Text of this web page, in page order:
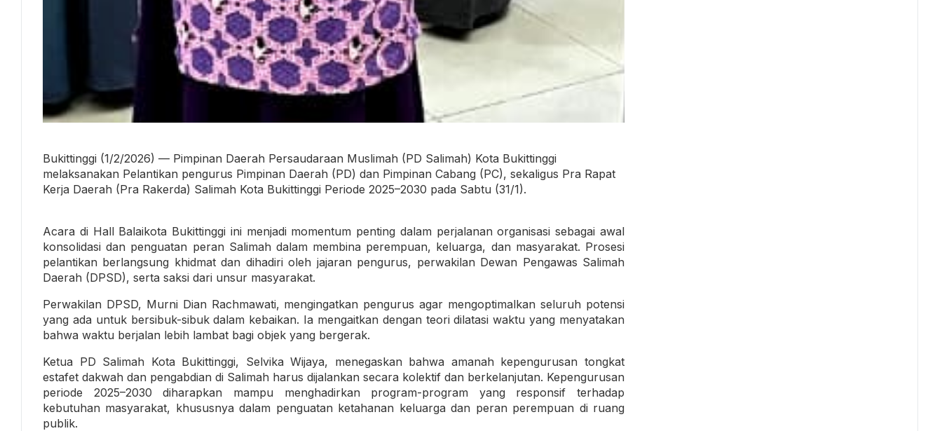
Bukittinggi (1/2/2026) — Pimpinan Daerah Persaudaraan Muslimah (PD Salimah) Kota Bukittinggi
melaksanakan Pelantikan pengurus Pimpinan Daerah (PD) dan Pimpinan Cabang (PC), sekaligus Pra Rapat
Kerja Daerah (Pra Rakerda) Salimah Kota Bukittinggi Periode 2025–2030 pada Sabtu (31/1).
Acara di Hall Balaikota Bukittinggi ini menjadi momentum penting dalam perjalanan organisasi sebagai awal
konsolidasi dan penguatan peran Salimah dalam membina perempuan, keluarga, dan masyarakat. Prosesi
pelantikan berlangsung khidmat dan dihadiri oleh jajaran pengurus, perwakilan Dewan Pengawas Salimah
Daerah (DPSD), serta saksi dari unsur masyarakat.
Perwakilan DPSD, Murni Dian Rachmawati, mengingatkan pengurus agar mengoptimalkan seluruh potensi
yang ada untuk bersibuk-sibuk dalam kebaikan. Ia mengaitkan dengan teori dilatasi waktu yang menyatakan
bahwa waktu berjalan lebih lambat bagi objek yang bergerak.
Ketua PD Salimah Kota Bukittinggi, Selvika Wijaya, menegaskan bahwa amanah kepengurusan tongkat
estafet dakwah dan pengabdian di Salimah harus dijalankan secara kolektif dan berkelanjutan. Kepengurusan
periode 2025–2030 diharapkan mampu menghadirkan program-program yang responsif terhadap
kebutuhan masyarakat, khususnya dalam penguatan ketahanan keluarga dan peran perempuan di ruang
publik.